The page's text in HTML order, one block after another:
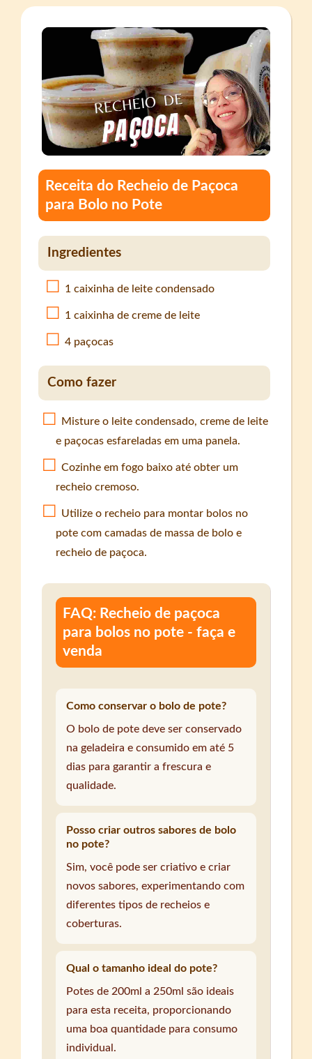
Receita do Recheio de Paçoca
para Bolo no Pote
Ingredientes
1 caixinha de leite condensado
1 caixinha de creme de leite
4 paçocas
Como fazer
Misture o leite condensado, creme de leite
e paçocas esfareladas em uma panela.
Cozinhe em fogo baixo até obter um
recheio cremoso.
Utilize o recheio para montar bolos no
pote com camadas de massa de bolo e
recheio de paçoca.
FAQ: Recheio de paçoca
para bolos no pote - faça e
venda
Como conservar o bolo de pote?
O bolo de pote deve ser conservado
na geladeira e consumido em até 5
dias para garantir a frescura e
qualidade.
Posso criar outros sabores de bolo
no pote?
Sim, você pode ser criativo e criar
novos sabores, experimentando com
diferentes tipos de recheios e
coberturas.
Qual o tamanho ideal do pote?
Potes de 200ml a 250ml são ideais
para esta receita, proporcionando
uma boa quantidade para consumo
individual.